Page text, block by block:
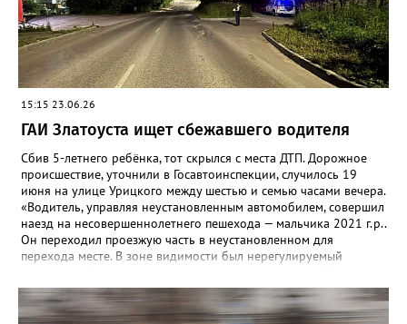
15:15 23.06.26
ГАИ Златоуста ищет сбежавшего водителя
Сбив 5-летнего ребёнка, тот скрылся с места ДТП. Дорожное
происшествие, уточнили в Госавтоинспекции, случилось 19
июня на улице Урицкого между шестью и семью часами вечера.
«Водитель, управляя неустановленным автомобилем, совершил
наезд на несовершеннолетнего пешехода — мальчика 2021 г.р..
Он переходил проезжую часть в неустановленном для
перехода месте. В зоне видимости был нерегулируемый
получил незначительные травмы, помощь ему оказали на
месте. Очевидцев ЧП просят обратиться в ГАИ по адресу: пр.